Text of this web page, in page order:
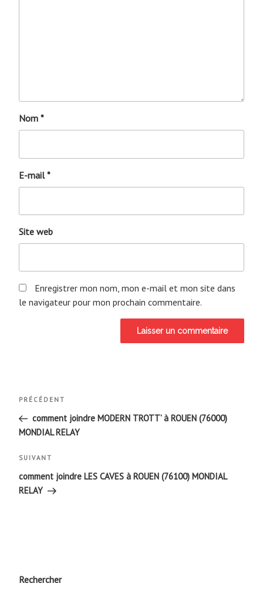
Nom *
E-mail*
Site web
Enregistrer mon nom, mon e-mail et mon site dans
le navigateur pour mon prochain commentaire.
Navigation
de
l’article
Article
précédent
PRÉCÉDENT
comment joindre MODERN TROTT’ à ROUEN (76000)
MONDIAL RELAY
Article
suivant
SUIVANT
comment joindre LES CAVES à ROUEN (76100) MONDIAL
RELAY
Rechercher